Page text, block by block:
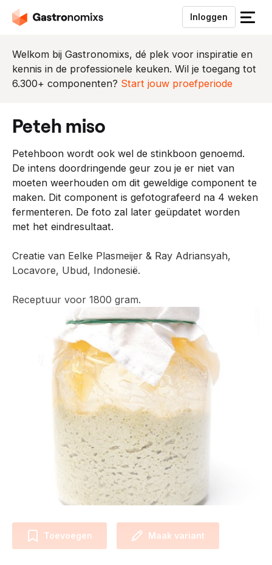
Inloggen
S
u
i
e
u
Welkom bij Gastronomixs, dé plek voor inspiratie en
kennis in de professionele keuken. Wil je toegang tot
6.300+ componenten? Start jouw proefperiode
peteh miso
Petehboon wordt ook wel de stinkboon genoemd.
De intens doordringende geur zou je er niet van
moeten weerhouden om dit geweldige component te
maken. Dit component is gefotografeerd na 4 weken
fermenteren. De foto zal later geüpdatet worden
met het eindresultaat.
Creatie van Eelke Plasmeijer & Ray Adriansyah,
Locavore, Ubud, Indonesië.
Receptuur voor 1800 gram.
Toevoegen Maak variant